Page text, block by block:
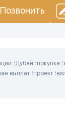
Позвонить